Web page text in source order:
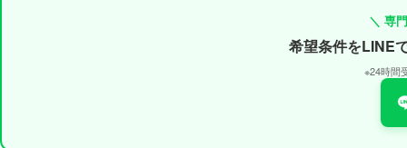
＼ 専
希望条件をLINE
※24時間